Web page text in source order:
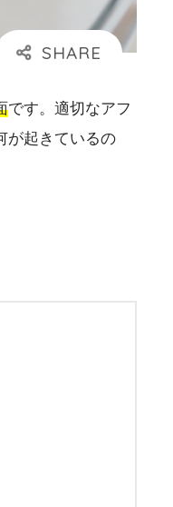
です。適切なアフ
が起きているの